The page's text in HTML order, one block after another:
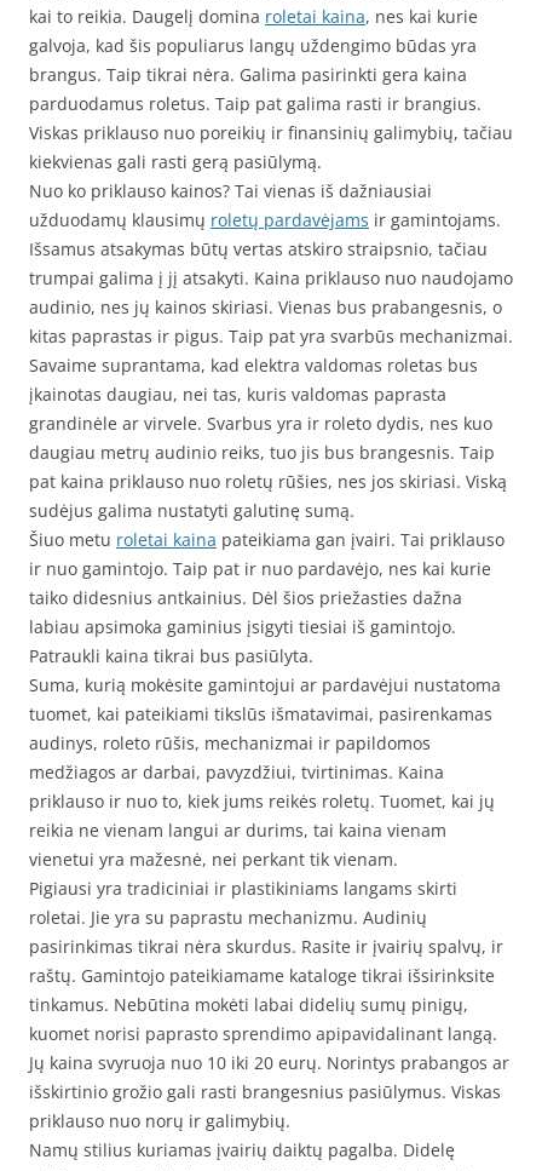
kai to reikia. Daugelį domina roletai kaina, nes kai kurie
galvoja, kad šis populiarus langų uždengimo būdas yra
brangus. Taip tikrai nėra. Galima pasirinkti gera kaina
parduodamus roletus. Taip pat galima rasti ir brangius.
Viskas priklauso nuo poreikių ir finansinių galimybių, tačiau
kiekvienas gali rasti gerą pasiūlymą.
Nuo ko priklauso kainos? Tai vienas iš dažniausiai
užduodamų klausimų roletų pardavėjams ir gamintojams.
Išsamus atsakymas būtų vertas atskiro straipsnio, tačiau
trumpai galima į jį atsakyti. Kaina priklauso nuo naudojamo
audinio, nes jų kainos skiriasi. Vienas bus prabangesnis, o
kitas paprastas ir pigus. Taip pat yra svarbūs mechanizmai.
Savaime suprantama, kad elektra valdomas roletas bus
įkainotas daugiau, nei tas, kuris valdomas paprasta
grandinėle ar virvele. Svarbus yra ir roleto dydis, nes kuo
daugiau metrų audinio reiks, tuo jis bus brangesnis. Taip
pat kaina priklauso nuo roletų rūšies, nes jos skiriasi. Viską
sudėjus galima nustatyti galutinę sumą.
Šiuo metu roletai kaina pateikiama gan įvairi. Tai priklauso
ir nuo gamintojo. Taip pat ir nuo pardavėjo, nes kai kurie
taiko didesnius antkainius. Dėl šios priežasties dažna
labiau apsimoka gaminius įsigyti tiesiai iš gamintojo.
Patraukli kaina tikrai bus pasiūlyta.
Suma, kurią mokėsite gamintojui ar pardavėjui nustatoma
tuomet, kai pateikiami tikslūs išmatavimai, pasirenkamas
audinys, roleto rūšis, mechanizmai ir papildomos
medžiagos ar darbai, pavyzdžiui, tvirtinimas. Kaina
priklauso ir nuo to, kiek jums reikės roletų. Tuomet, kai jų
reikia ne vienam langui ar durims, tai kaina vienam
vienetui yra mažesnė, nei perkant tik vienam.
Pigiausi yra tradiciniai ir plastikiniams langams skirti
roletai. Jie yra su paprastu mechanizmu. Audinių
pasirinkimas tikrai nėra skurdus. Rasite ir įvairių spalvų, ir
raštų. Gamintojo pateikiamame kataloge tikrai išsirinksite
tinkamus. Nebūtina mokėti labai didelių sumų pinigų,
kuomet norisi paprasto sprendimo apipavidalinant langą.
Jų kaina svyruoja nuo 10 iki 20 eurų. Norintys prabangos ar
išskirtinio grožio gali rasti brangesnius pasiūlymus. Viskas
priklauso nuo norų ir galimybių.
Namų stilius kuriamas įvairių daiktų pagalba. Didelę